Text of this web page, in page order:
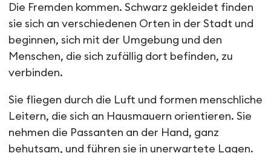
Les Voyages
Die Fremden kommen. Schwarz gekleidet finden
sie sich an verschiedenen Orten in der Stadt und
beginnen, sich mit der Umgebung und den
Menschen, die sich zufällig dort befinden, zu
verbinden.
Sie fliegen durch die Luft und formen menschliche
Leitern, die sich an Hausmauern orientieren. Sie
nehmen die Passanten an der Hand, ganz
behutsam, und führen sie in unerwartete Lagen.